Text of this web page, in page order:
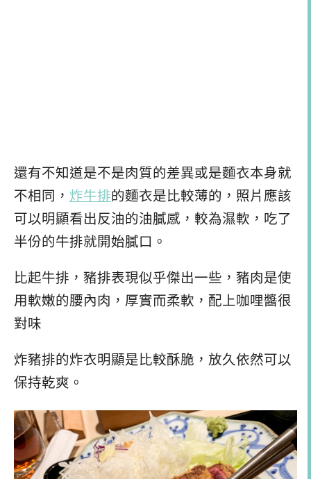
還有不知道是不是肉質的差異或是麵衣本身就
不相同， 炸牛排的麵衣是比較薄的，照片應該
可以明顯看出反油的油膩感，較為濕軟，吃了
半份的牛排就開始膩口。
比起牛排，豬排表現似乎傑出一些，豬肉是使
用軟嫩的腰內肉，厚實而柔軟，配上咖哩醬很
對味
炸豬排的炸衣明顯是比較酥脆，放久依然可以
保持乾爽。